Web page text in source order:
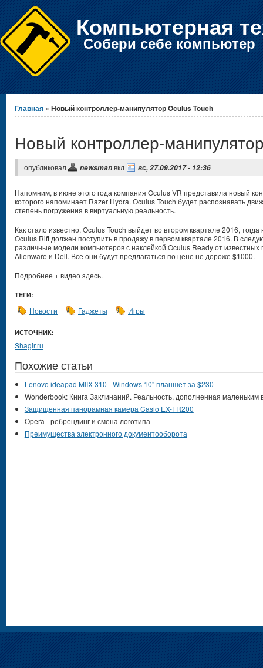
Компьютерная
Собери себе компьютер
Вы здесь
Главная » Новый контроллер-манипулятор Oculus Touch
Новый контроллер-
опубликовал newsmanвкл вс, 27.09.2017 - 12:36
Напомним, в июне этого года компания Oculus VR представила новый
которого напоминает Razer Hydra. Oculus Touch будет распознавать
степень погружения в виртуальную реальность.
Как стало известно, Oculus Touch выйдет во втором квартале 2016,
Oculus Rift должен поступить в продажу в первом квартале 2016. В
различные модели компьютеров с наклейкой Oculus Ready от известных
Alienware и Dell. Все они будут предлагаться по цене не дороже $1000.
Подробнее + видео здесь.
ТЕГИ:
Новости Гаджеты Игры
ИСТОЧНИК:
Shagir.ru
Похожие статьи
Lenovo ideapad MIIX 310 - Windows 10" планшет за $230
Wonderbook: Книга Заклинаний. Реальность, дополненная маленьким
Защищенная панорамная камера Casio EX-FR200
Opera - ребрендинг и смена логотипа
Преимущества электронного документооборота